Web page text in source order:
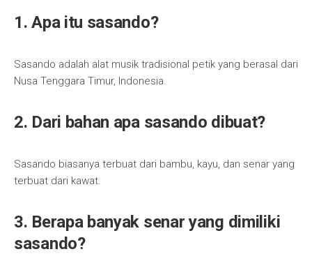
1. Apa itu sasando?
Sasando adalah alat musik tradisional petik yang berasal dari
Nusa Tenggara Timur, Indonesia.
2. Dari bahan apa sasando dibuat?
Sasando biasanya terbuat dari bambu, kayu, dan senar yang
terbuat dari kawat.
3. Berapa banyak senar yang dimiliki
sasando?